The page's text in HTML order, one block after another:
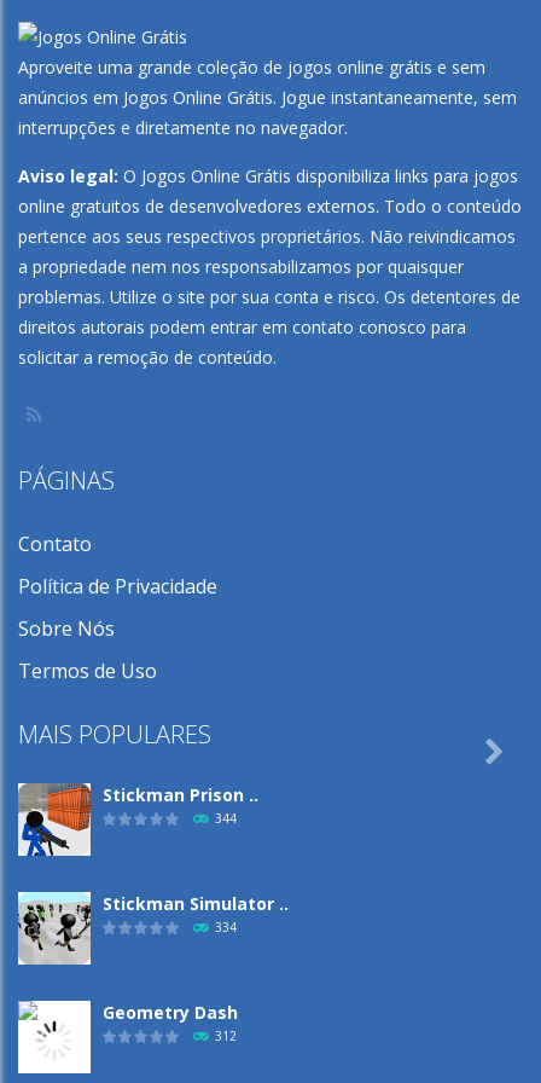
Aproveite uma grande coleção de jogos online grátis e sem
anúncios em Jogos Online Grátis. Jogue instantaneamente, sem
interrupções e diretamente no navegador.
Aviso legal: O Jogos Online Grátis disponibiliza links para jogos
online gratuitos de desenvolvedores externos. Todo o conteúdo
pertence aos seus respectivos proprietários. Não reivindicamos
a propriedade nem nos responsabilizamos por quaisquer
problemas. Utilize o site por sua conta e risco. Os detentores de
direitos autorais podem entrar em contato conosco para
solicitar a remoção de conteúdo.
PÁGINAS
Contato
Política de Privacidade
Sobre Nós
Termos de Uso
MAIS POPULARES
Stickman Prison ..
344
Stickman Simulator ..
334
Geometry Dash
312
